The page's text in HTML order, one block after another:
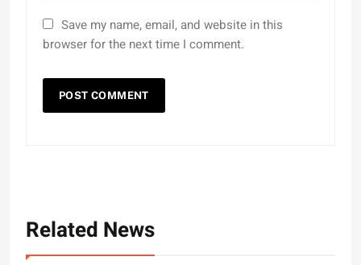
Save my name, email, and website in this
browser for the next time I comment.
Related News